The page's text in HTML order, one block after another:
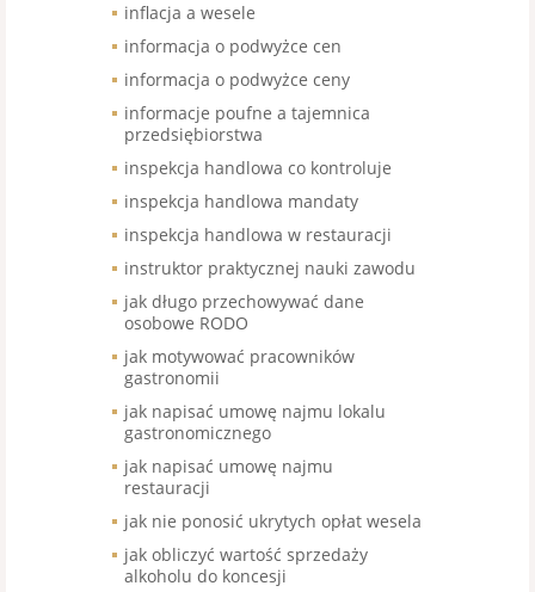
inflacja a wesele
informacja o podwyżce cen
informacja o podwyżce ceny
informacje poufne a tajemnica
przedsiębiorstwa
inspekcja handlowa co kontroluje
inspekcja handlowa mandaty
inspekcja handlowa w restauracji
instruktor praktycznej nauki zawodu
jak długo przechowywać dane
osobowe RODO
jak motywować pracowników
gastronomii
jak napisać umowę najmu lokalu
gastronomicznego
jak napisać umowę najmu
restauracji
jak nie ponosić ukrytych opłat wesela
jak obliczyć wartość sprzedaży
alkoholu do koncesji